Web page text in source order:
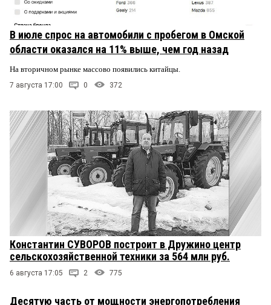
В июле спрос на автомобили с пробегом в Омской
области оказался на 11% выше, чем год назад
На вторичном рынке массово появились китайцы.
7 августа 17:00 0 372
Константин СУВОРОВ построит в Дружино центр
сельскохозяйственной техники за 564 млн руб.
6 августа 17:05 2 775
Десятую часть от мощности энергопотребления